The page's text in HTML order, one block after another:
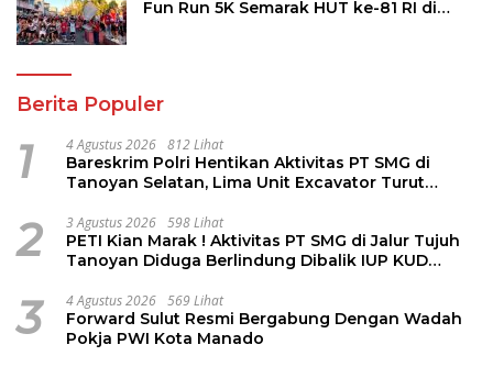
Fun Run 5K Semarak HUT ke-81 RI di
Berita Populer
1 4 Agustus 2026 812 Lihat
Bareskrim Polri Hentikan Aktivitas PT SMG di
Tanoyan Selatan, Lima Unit Excavator Turut
2 3 Agustus 2026 598 Lihat
PETI Kian Marak ! Aktivitas PT SMG di Jalur Tujuh
Tanoyan Diduga Berlindung Dibalik IUP KUD
3 4 Agustus 2026 569 Lihat
Forward Sulut Resmi Bergabung Dengan Wadah
Pokja PWI Kota Manado